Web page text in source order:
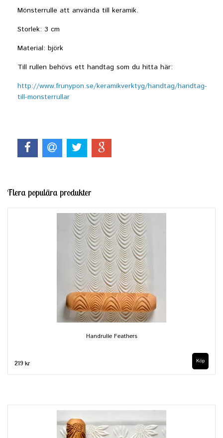
Mönsterrulle att använda till keramik.
Storlek: 3 cm
Material: björk
Till rullen behövs ett handtag som du hitta här:
http://www.frunypon.se/keramikverktyg/handtag/handtag-
till-monsterrullar
Flera populära produkter
Handrulle Feathers
219 kr